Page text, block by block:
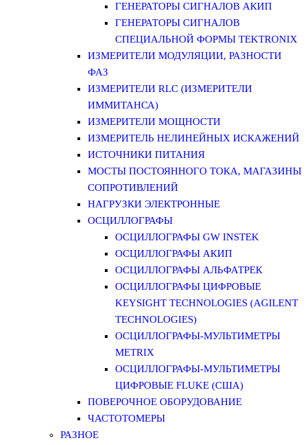
ГЕНЕРАТОРЫ СИГНАЛОВ АКИП
ГЕНЕРАТОРЫ СИГНАЛОВ
СПЕЦИАЛЬНОЙ ФОРМЫ TEKTRONIX
ИЗМЕРИТЕЛИ МОДУЛЯЦИИ, РАЗНОСТИ
ФАЗ
ИЗМЕРИТЕЛИ RLC (ИЗМЕРИТЕЛИ
ИММИТАНСА)
ИЗМЕРИТЕЛИ МОЩНОСТИ
ИЗМЕРИТЕЛЬ НЕЛИНЕЙНЫХ ИСКАЖЕНИЙ
ИСТОЧНИКИ ПИТАНИЯ
МОСТЫ ПОСТОЯННОГО ТОКА, МАГАЗИНЫ
СОПРОТИВЛЕНИЙ
НАГРУЗКИ ЭЛЕКТРОННЫЕ
ОСЦИЛЛОГРАФЫ
ОСЦИЛЛОГРАФЫ GW INSTEK
ОСЦИЛЛОГРАФЫ АКИП
ОСЦИЛЛОГРАФЫ АЛЬФАТРЕК
ОСЦИЛЛОГРАФЫ ЦИФРОВЫЕ
KEYSIGHT TECHNOLOGIES (AGILENT
TECHNOLOGIES)
ОСЦИЛЛОГРАФЫ-МУЛЬТИМЕТРЫ
METRIX
ОСЦИЛЛОГРАФЫ-МУЛЬТИМЕТРЫ
ЦИФРОВЫЕ FLUKE (США)
ПОВЕРОЧНОЕ ОБОРУДОВАНИЕ
ЧАСТОТОМЕРЫ
РАЗНОЕ